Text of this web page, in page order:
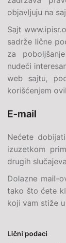
objavljuju na
Sajt
sadrže lične
za
nudeći
web sajtu,
korišćenjem
E-mail
Nećete dobijati
izuzetkom
drugih
Dolazne mail-
tako što ćete
koji vam stiže
Lični podaci